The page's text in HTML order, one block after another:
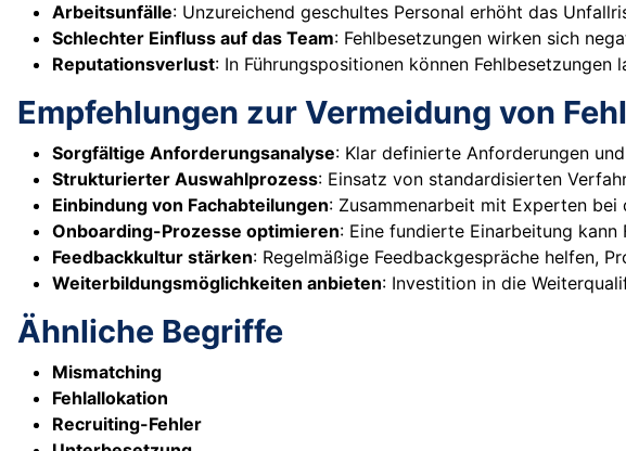
Arbeitsunfälle: Unzureichend geschultes Personal erhöht das
Schlechter Einfluss auf das Team: Fehlbesetzungen wirken sich
Reputationsverlust: In Führungspositionen können
Empfehlungen zur Vermeidung von
Sorgfältige Anforderungsanalyse: Klar definierte Anforderungen
Strukturierter Auswahlprozess: Einsatz von standardisierten
Einbindung von Fachabteilungen: Zusammenarbeit mit Experten
Onboarding-Prozesse optimieren: Eine fundierte Einarbeitung
Feedbackkultur stärken: Regelmäßige Feedbackgespräche helfen,
Weiterbildungsmöglichkeiten anbieten: Investition in die
Ähnliche Begriffe
Mismatching
Fehlallokation
Recruiting-Fehler